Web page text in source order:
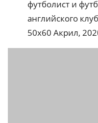
футболист и
английского
50x60 Акрил,